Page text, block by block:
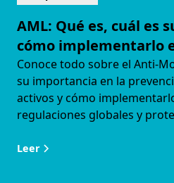
AML: Qué es, cuál es
cómo implementarlo
Conoce todo sobre el Anti-
su importancia en la
activos y cómo
regulaciones globales y
Leer